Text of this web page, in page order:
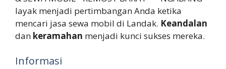
layak menjadi pertimbangan Anda ketika
mencari jasa sewa mobil di Landak. Keandalan
dan keramahan menjadi kunci sukses mereka.
Informasi